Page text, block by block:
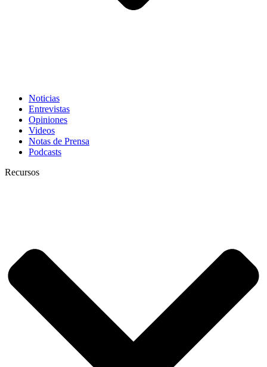
Noticias
Entrevistas
Opiniones
Videos
Notas de Prensa
Podcasts
Recursos